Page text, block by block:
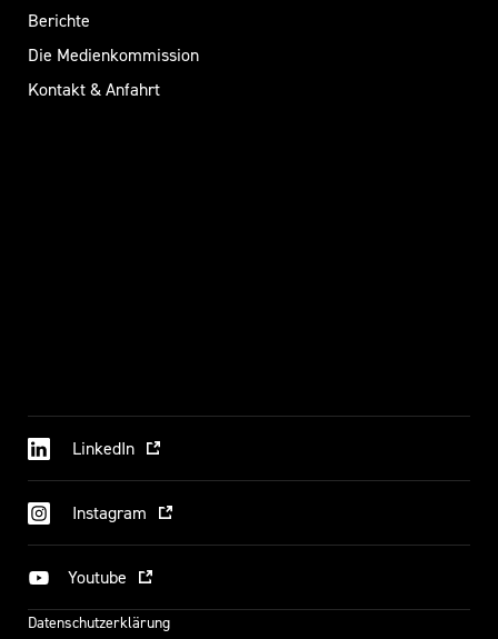
Berichte
Die Medienkommission
Kontakt & Anfahrt
LinkedIn
Instagram
Youtube
Datenschutzerklärung